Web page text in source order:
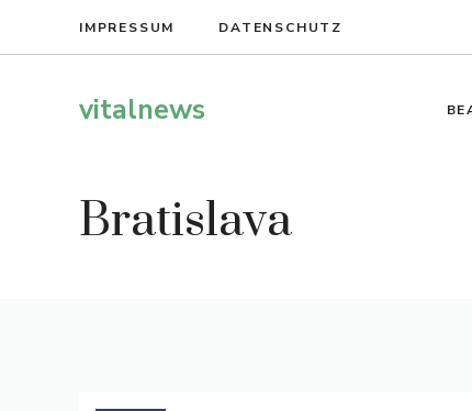
IMPRESSUM DATENSCHUTZ
vitalnews
Bratislava